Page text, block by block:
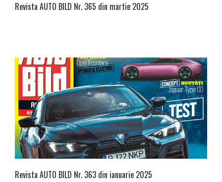
Revista AUTO BILD Nr. 365 din martie 2025
Revista AUTO BILD Nr. 363 din ianuarie 2025